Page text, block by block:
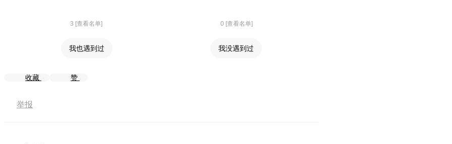
3 [查看名单] 0 [查看名单]
我也遇到过 我没遇到过
收藏 赞
举报